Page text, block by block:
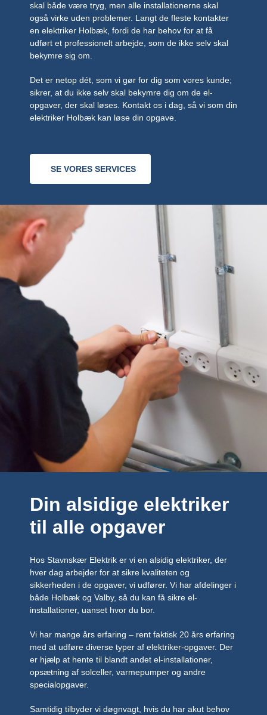
skal både være tryg, men alle installationerne skal
også virke uden problemer. Langt de fleste kontakter
en elektriker Holbæk, fordi de har behov for at få
udført et professionelt arbejde, som de ikke selv skal
bekymre sig om.
Det er netop dét, som vi gør for dig som vores kunde;
sikrer, at du ikke selv skal bekymre dig om de el-
opgaver, der skal løses. Kontakt os i dag, så vi som din
elektriker Holbæk kan løse din opgave.
SE VORES SERVICES
Din alsidige elektriker
til alle opgaver
Hos Stavnskær Elektrik er vi en alsidig elektriker, der
hver dag arbejder for at sikre kvaliteten og
sikkerheden i de opgaver, vi udfører. Vi har afdelinger i
både Holbæk og Valby, så du kan få sikre el-
installationer, uanset hvor du bor.
Vi har mange års erfaring – rent faktisk 20 års erfaring
med at udføre diverse typer af elektriker-opgaver. Der
er hjælp at hente til blandt andet el-installationer,
opsætning af solceller, varmepumper og andre
specialopgaver.
Samtidig tilbyder vi døgnvagt, hvis du har akut behov